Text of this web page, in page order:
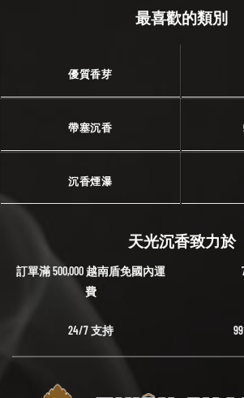
最喜歡的類別
優質香芽
帶塞沉香
沉香煙瀑
天光沉香致力於
訂單滿 500,000 越南盾免國內運
費
24/7 支持